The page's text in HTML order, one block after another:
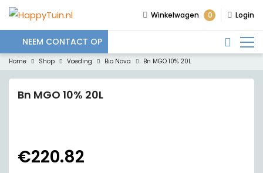
Winkelwagen 0 Login
NEEM CONTACT OP
Home Shop Voeding Bio Nova Bn MGO 10% 20L
Bn MGO 10% 20L
€220.82